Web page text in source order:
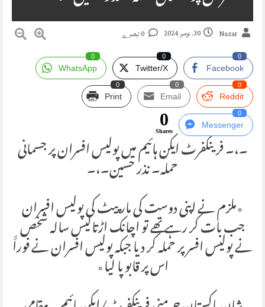
Nazar 30. نومبر 2024
Facebook
0
Twitter/X
0
WhatsApp
0
Reddit
0
Email
0
Print
0
Messenger
0
0
Shares
۔،۔ فرینکفرٹ ایکن ہائیم میں پولیس افسران پر جسمانی
حملہ۔ نذر حسین۔،۔
٭ملزم نے اپنی دوست کی مار پیٹ کی پولیس افسران
جب بات کر رہے تھے تو اچانک اڑتالیس سالہ شخص
نے پولیس افسر پر حملہ کر دیا جبکہ پولیس افسران نے فوراََ
اس پر قابو پا لیا٭